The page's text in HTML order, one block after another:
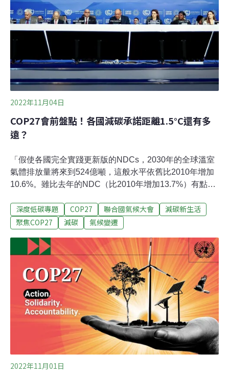
2022年11月04日
COP27會前盤點！各國減碳承諾距離1.5°C還有多
遠？
「假使各國完全實踐更新版的NDCs，2030年的全球溫室
氣體排放量將來到524億噸，這般水平依舊比2010年增加
10.6%。雖比去年的NDC（比2010年增加13.7%）有點改
大會（COP27）即將開跑，去年COP26產出的《格拉斯
哥氣候盟約》（Glasgow Climate Pact），曾要求各國強
新，究竟現在進度如何？本文以氣候變化綱要公約
（UNFCCC）和世界資源研究所（World Resources
Institute，WRI）各自發佈的兩份NDC檢視報告，來做個
會前分析。聯合國盤點：新版NDCs小幅進步3%，世紀末
升溫恐逾2°CUNFCCC在10月底發表的《國家自主貢獻綜
合報告》（NDC Synthesis Report），評估了截至今年9
月23日，來自193個締約方、共166
深度低碳專題 COP27 聯合國氣候大會
減碳新生活
聚焦COP27
減碳 氣候變遷
2022年11月01日